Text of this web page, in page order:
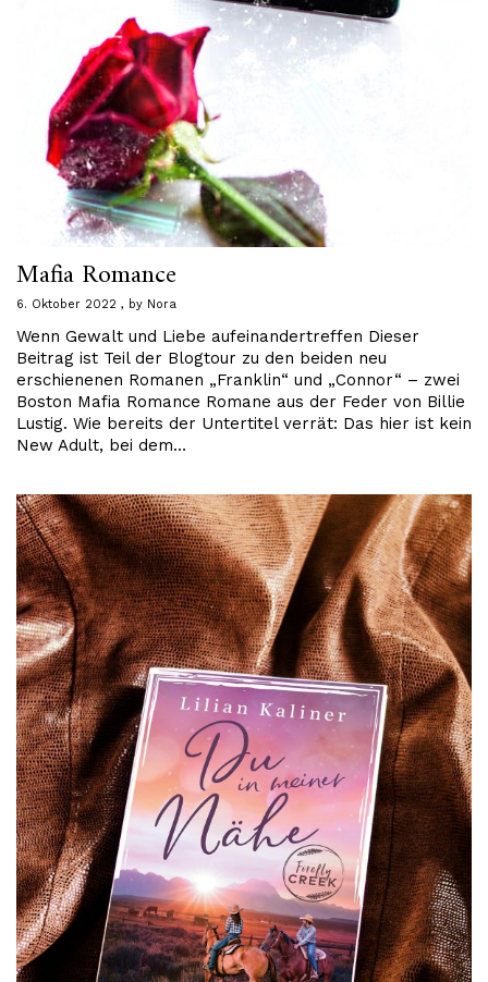
Mafia Romance
6. Oktober 2022 by Nora
Wenn Gewalt und Liebe aufeinandertreffen Dieser
Beitrag ist Teil der Blogtour zu den beiden neu
erschienenen Romanen „Franklin“ und „Connor“ – zwei
Boston Mafia Romance Romane aus der Feder von Billie
Lustig. Wie bereits der Untertitel verrät: Das hier ist kein
New Adult, bei dem…